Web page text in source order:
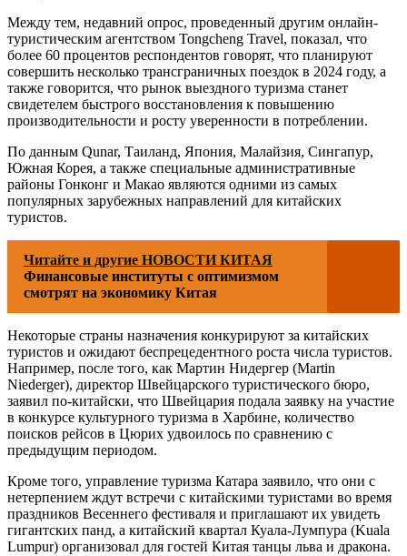
Между тем, недавний опрос, проведенный другим онлайн-
туристическим агентством Tongcheng Travel, показал, что
более 60 процентов респондентов говорят, что планируют
совершить несколько трансграничных поездок в 2024 году, а
также говорится, что рынок выездного туризма станет
свидетелем быстрого восстановления к повышению
производительности и росту уверенности в потреблении.
По данным Qunar, Таиланд, Япония, Малайзия, Сингапур,
Южная Корея, а также специальные административные
районы Гонконг и Макао являются одними из самых
популярных зарубежных направлений для китайских
туристов.
Читайте и другие НОВОСТИ КИТАЯ
Финансовые институты с оптимизмом
смотрят на экономику Китая
Некоторые страны назначения конкурируют за китайских
туристов и ожидают беспрецедентного роста числа туристов.
Например, после того, как Мартин Нидергер (Martin
Niederger), директор Швейцарского туристического бюро,
заявил по-китайски, что Швейцария подала заявку на участие
в конкурсе культурного туризма в Харбине, количество
поисков рейсов в Цюрих удвоилось по сравнению с
предыдущим периодом.
Кроме того, управление туризма Катара заявило, что они с
нетерпением ждут встречи с китайскими туристами во время
праздников Весеннего фестиваля и приглашают их увидеть
гигантских панд, а китайский квартал Куала-Лумпура (Kuala
Lumpur) организовал для гостей Китая танцы льва и дракона.